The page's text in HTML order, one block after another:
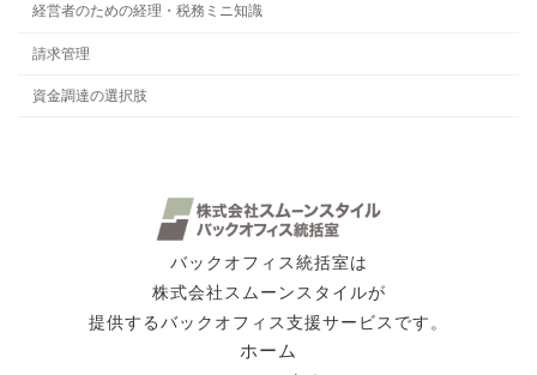
経営者のための経理・税務ミニ知識
請求管理
資金調達の選択肢
バックオフィス統括室は
株式会社スムーンスタイルが
提供するバックオフィス支援サービスです。
ホーム